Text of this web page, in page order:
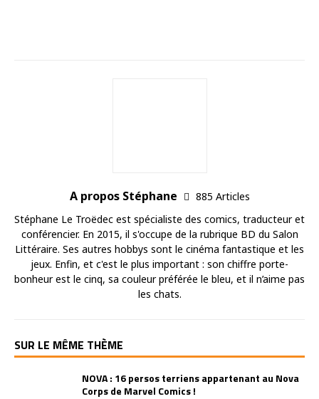
A propos Stéphane
885 Articles
Stéphane Le Troëdec est spécialiste des comics, traducteur et
conférencier. En 2015, il s'occupe de la rubrique BD du Salon
Littéraire. Ses autres hobbys sont le cinéma fantastique et les
jeux. Enfin, et c'est le plus important : son chiffre porte-
bonheur est le cinq, sa couleur préférée le bleu, et il n’aime pas
les chats.
SUR LE MÊME THÈME
NOVA : 16 persos terriens appartenant au Nova
Corps de Marvel Comics !